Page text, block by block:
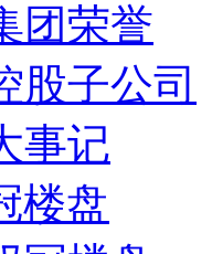
团荣誉
股子公司
事记
楼盘